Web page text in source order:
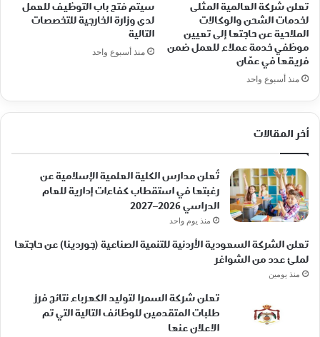
تعلن شركة العالمية المثلى
لخدمات الشحن والوكالات
الملاحية عن حاجتها إلى تعيين
موظفي خدمة عملاء للعمل ضمن
فريقها في عمّان
منذ أسبوع واحد
سيتم فتح باب التوظيف للعمل
لدى وزارة الخارجية للتخصصات
التالية
منذ أسبوع واحد
أخر المقالات
تُعلن مدارس الكلية العلمية الإسلامية عن
رغبتها في استقطاب كفاءات إدارية للعام
الدراسي 2026–2027
منذ يوم واحد
تعلن الشركة السعودية الأردنية للتنمية الصناعية (جوردينا) عن حاجتها
لملئ عدد من الشواغر
منذ يومين
تعلن شركة السمرا لتوليد الكهرباء نتائج فرز
طلبات المتقدمين للوظائف التالية التي تم
الاعلان عنها